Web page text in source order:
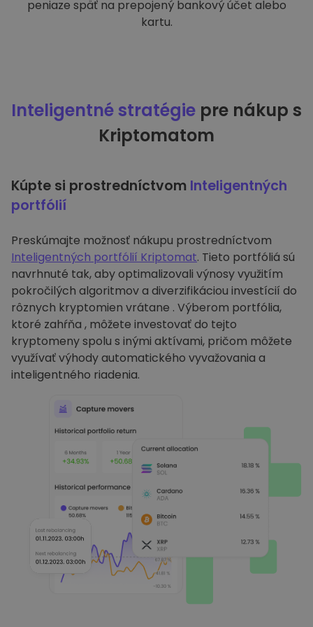
peniaze späť na prepojený bankový účet alebo
kartu.
Inteligentné stratégie pre nákup s
Kriptomatom
Kúpte si prostredníctvom Inteligentných
portfólií
Preskúmajte možnosť nákupu prostredníctvom
Inteligentných portfólií Kriptomat. Tieto portfóliá sú
navrhnuté tak, aby optimalizovali výnosy využitím
pokročilých algoritmov a diverzifikáciou investícií do
rôznych kryptomien vrátane . Výberom portfólia,
ktoré zahŕňa , môžete investovať do tejto
kryptomeny spolu s inými aktívami, pričom môžete
využívať výhody automatického vyvažovania a
inteligentného riadenia.